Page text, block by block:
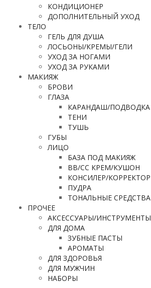
КОНДИЦИОНЕР
ДОПОЛНИТЕЛЬНЫЙ УХОД
ТЕЛО
ГЕЛЬ ДЛЯ ДУША
ЛОСЬОНЫ/КРЕМЫ/ГЕЛИ
УХОД ЗА НОГАМИ
УХОД ЗА РУКАМИ
МАКИЯЖ
БРОВИ
ГЛАЗА
КАРАНДАШ/ПОДВОДКА
ТЕНИ
ТУШЬ
ГУБЫ
ЛИЦО
БАЗА ПОД МАКИЯЖ
ВВ/CC КРЕМ/КУШОН
КОНСИЛЕР/КОРРЕКТОР
ПУДРА
ТОНАЛЬНЫЕ СРЕДСТВА
ПРОЧЕЕ
АКСЕССУАРЫ/ИНСТРУМЕНТЫ
ДЛЯ ДОМА
ЗУБНЫЕ ПАСТЫ
АРОМАТЫ
ДЛЯ ЗДОРОВЬЯ
ДЛЯ МУЖЧИН
НАБОРЫ